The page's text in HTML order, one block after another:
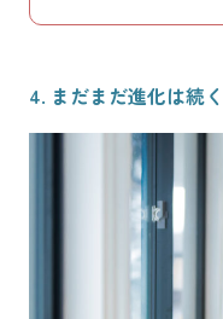
4. まだまだ進化は続く